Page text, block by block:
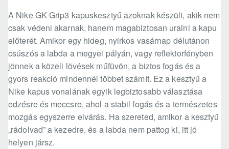
A Nike GK Grip3 kapuskesztyű azoknak készült, akik nem
csak védeni akarnak, hanem magabiztosan uralni a kapu
előterét. Amikor egy hideg, nyirkos vasárnap délutánon
csúszós a labda a megyei pályán, vagy reflektorfényben
jönnek a közeli lövések műfüvön, a biztos fogás és a
gyors reakció mindennél többet számít. Ez a kesztyű a
Nike kapus vonalának egyik legbiztosabb választása
edzésre és meccsre, ahol a stabil fogás és a természetes
mozgás egyszerre elvárás. Ha szereted, amikor a kesztyű
„rádolvad” a kezedre, és a labda nem pattog ki, itt jó
helyen jársz.